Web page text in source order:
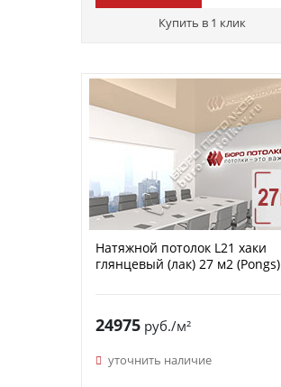
Купить в 1 клик
Натяжной потолок L21 хаки
глянцевый (лак) 27 м2 (Pongs)
24975руб./м²
уточнить наличие